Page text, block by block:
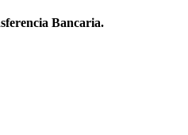
Bancaria.